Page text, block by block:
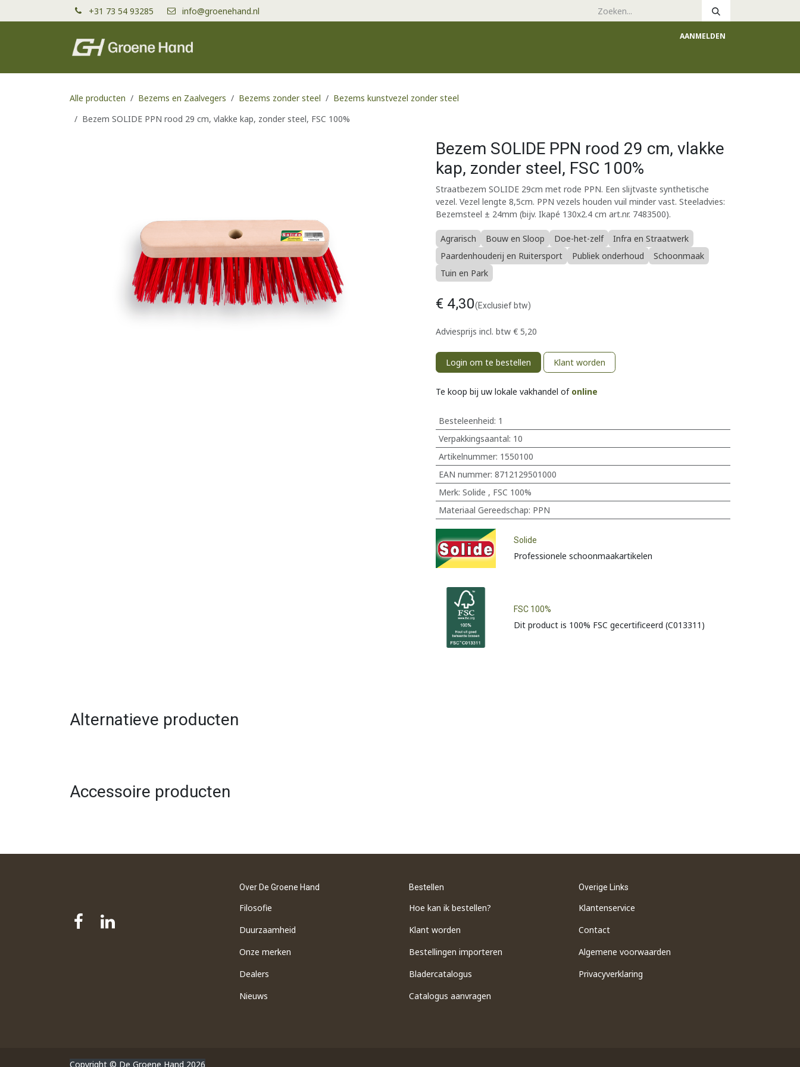
Overslaan naar inhoud +31 73 54 93285 info@groenehand.nl
AANMELDEN
Alle producten Bezems en Zaalvegers Bezems zonder steel
Bezems kunstvezel zonder steel
Bezem SOLIDE PPN rood 29 cm, vlakke kap, zonder steel, FSC 100%
Bezem SOLIDE PPN rood 29 cm, vlakke
kap, zonder steel, FSC 100%
Straatbezem SOLIDE 29cm met rode PPN. Een slijtvaste synthetische
vezel. Vezel lengte 8,5cm. PPN vezels houden vuil minder vast. Steeladvies:
Bezemsteel ± 24mm (bijv. Ikapé 130x2.4 cm art.nr. 7483500).
Agrarisch Bouw en Sloop Doe-het-zelf
Infra en Straatwerk
Paardenhouderij en Ruitersport
Publiek onderhoud
Schoonmaak
Tuin en Park
€ 4,30(Exclusief btw)
Adviesprijs incl. btw € 5,20
Login om te bestellen Klant worden
Te koop bij uw lokale vakhandel of online
Besteleenheid: 1
Verpakkingsaantal: 10
Artikelnummer: 1550100
EAN nummer: 8712129501000
Merk: Solide , FSC 100%
Materiaal Gereedschap: PPN
Solide
Professionele schoonmaakartikelen
FSC 100%
Dit product is 100% FSC gecertificeerd (C013311)
Alternatieve producten
Accessoire producten
Over De Groene Hand
Filosofie
Duurzaamheid
Onze merken
Dealers
Nieuws
Bestellen
Hoe kan ik bestellen?
Klant worden
Bestellingen importeren
​Bladercatalogus
​Catalogus aanvragen
Overige Links
Klantenservice
Contact
Algemene voorwaarden
Privacyverklaring
Copyright © De Groene Hand 2026